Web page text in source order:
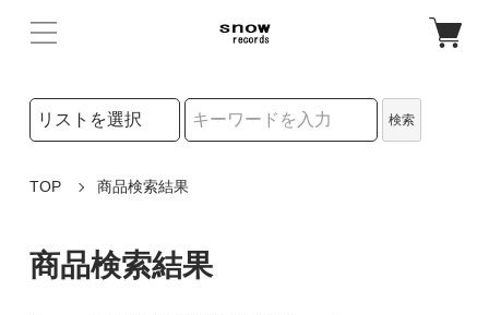
検索リストの選択
検索
TOP 商品検索結果
商品検索結果